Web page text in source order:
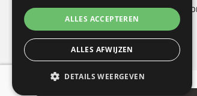
ALLES ACCEPTEREN
ALLES AFWIJZEN
DETAILS WEERGEVEN